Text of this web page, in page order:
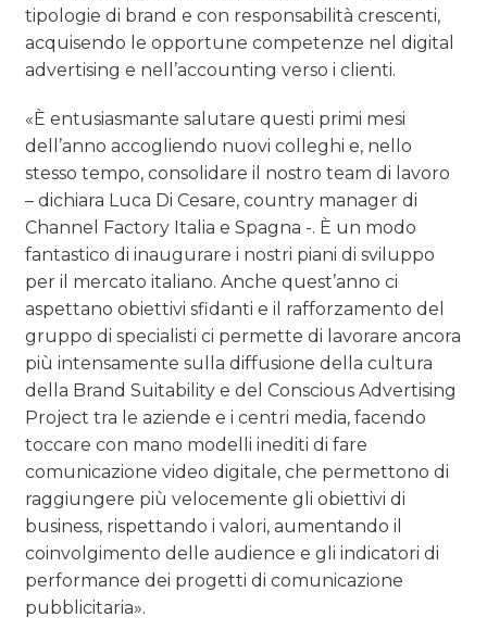
tipologie di brand e con responsabilità crescenti,
acquisendo le opportune competenze nel digital
advertising e nell’accounting verso i clienti.
«È entusiasmante salutare questi primi mesi
dell’anno accogliendo nuovi colleghi e, nello
stesso tempo, consolidare il nostro team di lavoro
– dichiara Luca Di Cesare, country manager di
Channel Factory Italia e Spagna -. È un modo
fantastico di inaugurare i nostri piani di sviluppo
per il mercato italiano. Anche quest’anno ci
aspettano obiettivi sfidanti e il rafforzamento del
gruppo di specialisti ci permette di lavorare ancora
più intensamente sulla diffusione della cultura
della Brand Suitability e del Conscious Advertising
Project tra le aziende e i centri media, facendo
toccare con mano modelli inediti di fare
comunicazione video digitale, che permettono di
raggiungere più velocemente gli obiettivi di
business, rispettando i valori, aumentando il
coinvolgimento delle audience e gli indicatori di
performance dei progetti di comunicazione
pubblicitaria».